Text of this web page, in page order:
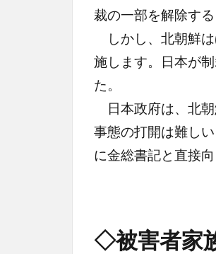
裁の一部を解除する
しかし、北朝鮮は
施します。日本が
た。
日本政府は、北朝
事態の打開は難し
に金総書記と直接
◇被害者家